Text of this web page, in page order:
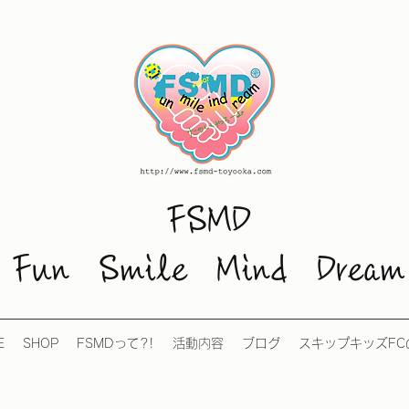
FSMD
Fun Smile Mind Dream
SHOP FSMDって?! 活動内容 ブログ スキップキッズFC